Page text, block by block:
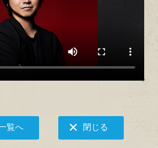
覧へ 閉じる